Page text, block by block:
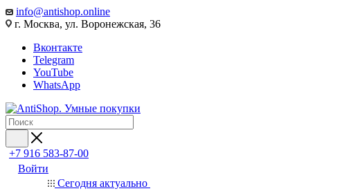
info@antishop.online
г. Москва, ул. Воронежская, 36
Вконтакте
Telegram
YouTube
WhatsApp
+7 916 583-87-00
Войти
Сегодня актуально